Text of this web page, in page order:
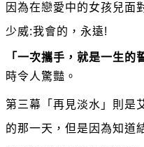
因為在戀愛中的女孩兒面
少威:我會的，永遠!
「一次攜手，就是一生
時令人驚豔。
第三幕「再見淡水」則是
的那一天，但是因為知道